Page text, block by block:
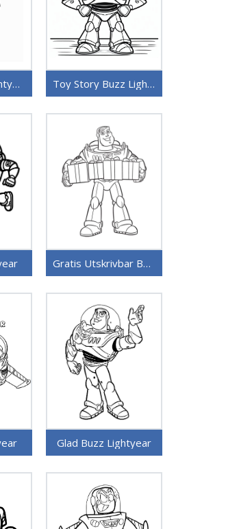
Utrolig Buzz Lightyear Toy Story Buzz Lightyear
Gratis Utskrivbar Buzz Lightyear
Glad Buzz Lightyear